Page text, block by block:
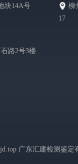
块14A号
柳
17
路2号3楼
广东汇建检测鉴定